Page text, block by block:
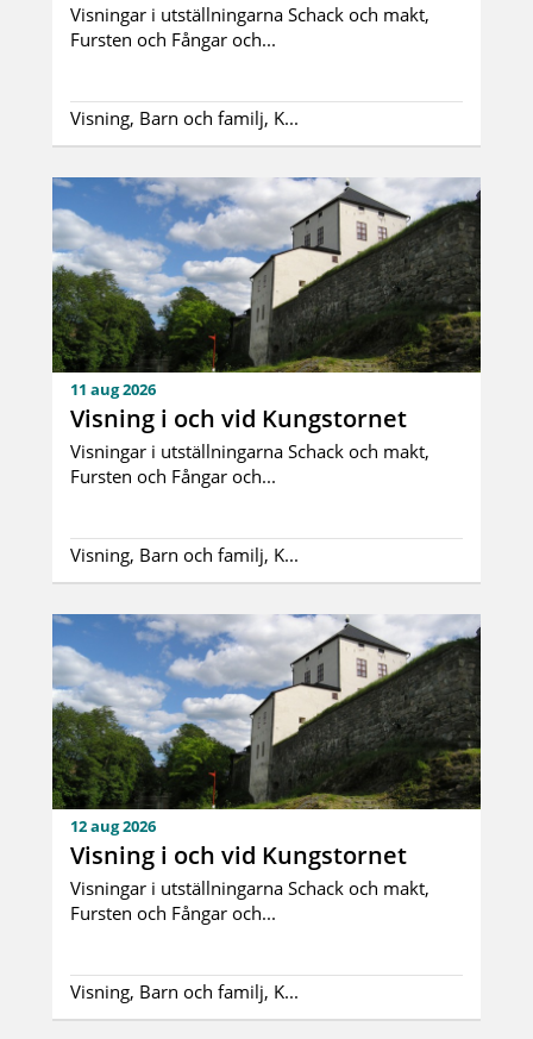
Visningar i utställningarna Schack och makt,
Fursten och Fångar och...
Visning, Barn och familj, K...
11 aug 2026
Visning i och vid Kungstornet
Visningar i utställningarna Schack och makt,
Fursten och Fångar och...
Visning, Barn och familj, K...
12 aug 2026
Visning i och vid Kungstornet
Visningar i utställningarna Schack och makt,
Fursten och Fångar och...
Visning, Barn och familj, K...